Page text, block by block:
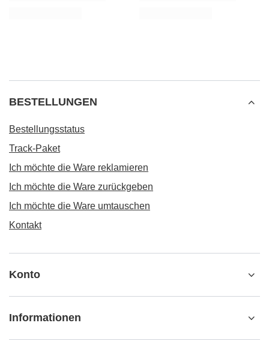
BESTELLUNGEN
Bestellungsstatus
Track-Paket
Ich möchte die Ware reklamieren
Ich möchte die Ware zurückgeben
Ich möchte die Ware umtauschen
Kontakt
Konto
Informationen